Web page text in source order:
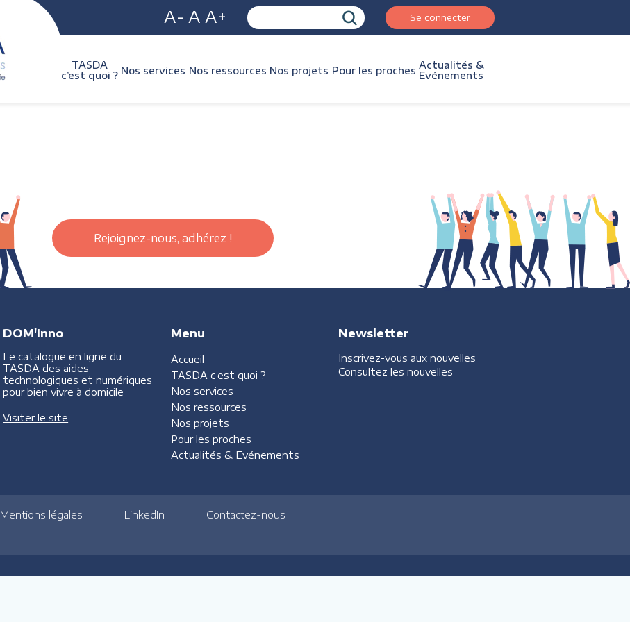
A- A A+ Se connecter
TASDA
c’est quoi ? Nos services Nos ressources Nos projets Pour les proches Actualités &
Evénements
Rejoignez-nous, adhérez !
DOM'Inno
Le catalogue en ligne du
TASDA des aides
technologiques et numériques
pour bien vivre à domicile
Visiter le site
Menu
Accueil
TASDA c’est quoi ?
Nos services
Nos ressources
Nos projets
Pour les proches
Actualités & Evénements
Newsletter
Inscrivez-vous aux nouvelles
Consultez les nouvelles
Mentions légales LinkedIn Contactez-nous